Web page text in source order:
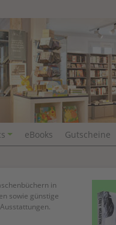
eBooks Gutscheine
in
sowie günstige